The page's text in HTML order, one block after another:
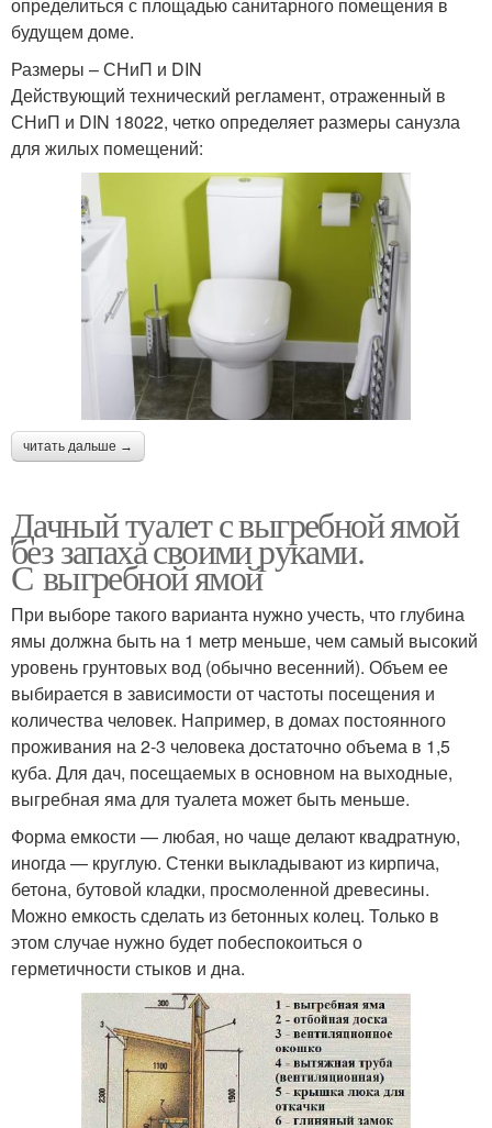
будущем доме.
Размеры – СНиП и DIN
Действующий технический регламент, отраженный в
СНиП и DIN 18022, четко определяет размеры санузла
для жилых помещений:
читать дальше →
Дачный туалет с выгребной ямой
без запаха своими руками.
С выгребной ямой
При выборе такого варианта нужно учесть, что глубина
ямы должна быть на 1 метр меньше, чем самый высокий
уровень грунтовых вод (обычно весенний). Объем ее
выбирается в зависимости от частоты посещения и
количества человек. Например, в домах постоянного
проживания на 2-3 человека достаточно объема в 1,5
куба. Для дач, посещаемых в основном на выходные,
выгребная яма для туалета может быть меньше.
Форма емкости — любая, но чаще делают квадратную,
иногда — круглую. Стенки выкладывают из кирпича,
бетона, бутовой кладки, просмоленной древесины.
Можно емкость сделать из бетонных колец. Только в
этом случае нужно будет побеспокоиться о
герметичности стыков и дна.